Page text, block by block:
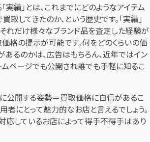
実績」とは、これまでにどのようなアイテム
取してきたのか、という歴史です。「実績」
れだけ様々なブランド品を査定した経験が
格の提示が可能です。何をどのくらいの価
るのかは、広告はもちろん、近年ではイン
ムページでも公開され誰でも手軽に知るこ
公開する姿勢＝買取価格に自信があるこ
者にとって魅力的なお店と言えるでしょう。
応しているお店によって得手不得手はあり